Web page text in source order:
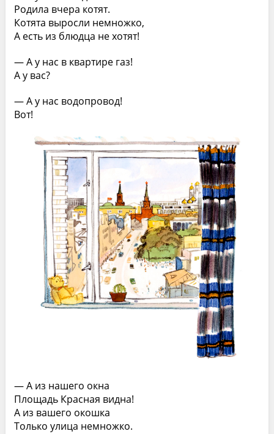
Родила вчера котят.
Котята выросли немножко,
А есть из блюдца не хотят!
— А у нас в квартире газ!
А у вас?
— А у нас водопровод!
Вот!
— А из нашего окна
Площадь Красная видна!
А из вашего окошка
Только улица немножко.